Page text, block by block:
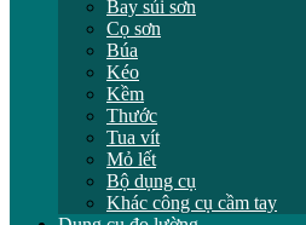
Bay sủi sơn
Cọ sơn
Búa
Kéo
Kềm
Thước
Tua vít
Mỏ lết
Bộ dụng cụ
Khác công cụ cầm tay